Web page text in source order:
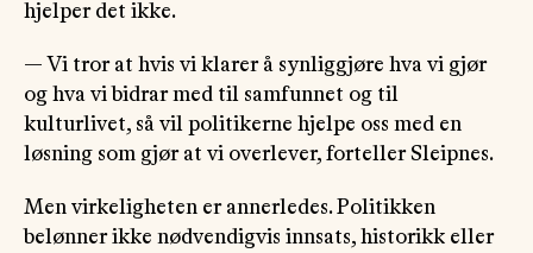
hjelper det ikke.
— Vi tror at hvis vi klarer å synliggjøre hva vi gjør
og hva vi bidrar med til samfunnet og til
kulturlivet, så vil politikerne hjelpe oss med en
løsning som gjør at vi overlever, forteller Sleipnes.
Men virkeligheten er annerledes. Politikken
belønner ikke nødvendigvis innsats, historikk eller